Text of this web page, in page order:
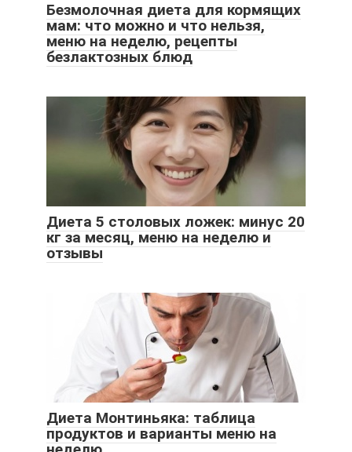
Безмолочная диета для кормящих
мам: что можно и что нельзя,
меню на неделю, рецепты
безлактозных блюд
Диета 5 столовых ложек: минус 20
кг за месяц, меню на неделю и
отзывы
Диета Монтиньяка: таблица
продуктов и варианты меню на